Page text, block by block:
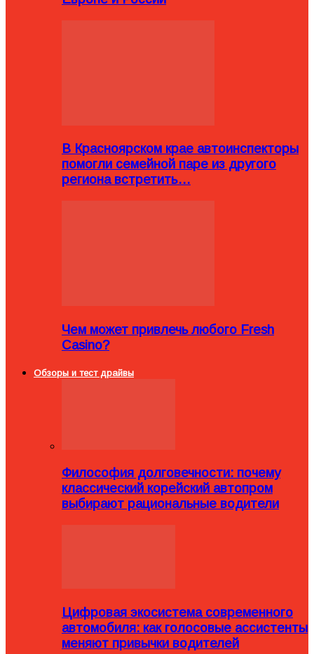
В Красноярском крае автоинспекторы
помогли семейной паре из другого
региона встретить…
Чем может привлечь любого Fresh
Casino?
Обзоры и тест драйвы
Философия долговечности: почему
классический корейский автопром
выбирают рациональные водители
Цифровая экосистема современного
автомобиля: как голосовые ассистенты
меняют привычки водителей